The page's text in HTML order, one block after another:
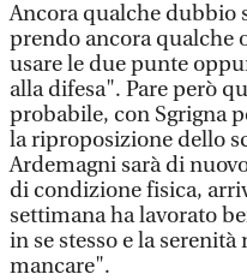
Ancora qualche dubbio
prendo ancora qualche
usare le due punte
alla difesa". Pare però
probabile, con Sgrigna
la riproposizione dello
Ardemagni sarà di
di condizione fisica,
settimana ha lavorato
in se stesso e la
mancare".